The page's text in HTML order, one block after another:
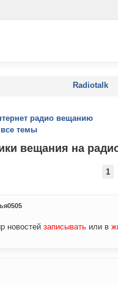
Radiotalk
радио вещанию
темы
вещания на
1
новостей записывать или в